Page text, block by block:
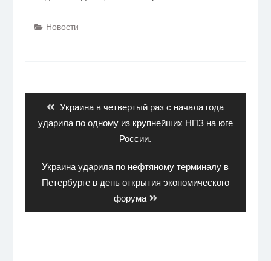
Новости
записямPrevious
post:
Украина в четвертый раз с начала года
ударила по одному из крупнейших НПЗ на юге
России.
Next
post:
Украина ударила по нефтяному терминалу в
Петербурге в день открытия экономического
форума